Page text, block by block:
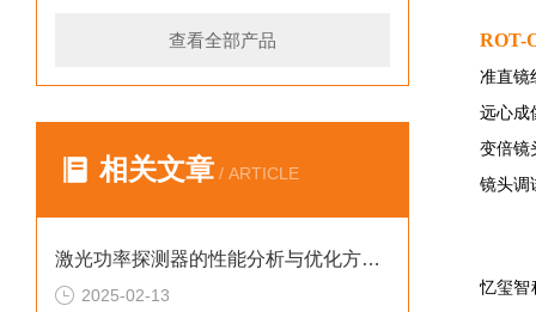
查看全部产品
相关文章 / ARTICLE
激光功率探测器的性能分析与优化方法介绍
2025-02-13
ROT-
准直镜
远心成
变倍镜
镜头调
忆玺智